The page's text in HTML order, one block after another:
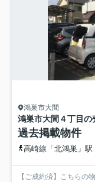
鴻巣市大間
鴻巣市大間４丁目の
過去掲載物件
高崎線「北鴻巣」駅
【ご成約済】こちらの